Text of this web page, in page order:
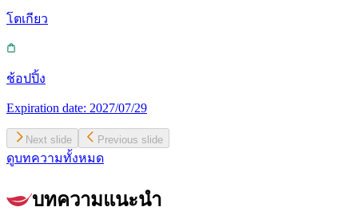
โตเกียว
ช้อปปิ้ง
Expiration date: 2027/07/29
Next slide Previous slide
ดูบทความทั้งหมด
บทความแนะนำ